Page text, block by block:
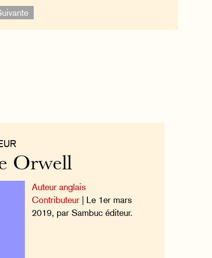
Orwell
Auteur anglais
Contributeur| Le 1er mars
2019, par Sambuc éditeur.